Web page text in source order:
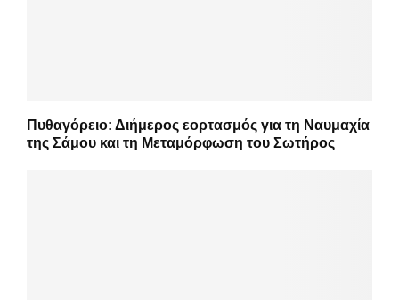
Πυθαγόρειο: Διήμερος εορτασμός για τη Ναυμαχία
της Σάμου και τη Μεταμόρφωση του Σωτήρος